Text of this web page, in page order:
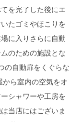
を完了した後にエ
たゴミやほこりを
に入りさらに自動
のための施設とな
の自動扉をくぐらな
ら室内の空気をオ
シャワーや工房を
当店にはございま